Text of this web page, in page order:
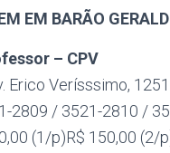
EM BARÃO
– CPV
Erico Verísssimo,
2809 / 3521-2810 /
(1/p)R$ 150,00 (2/